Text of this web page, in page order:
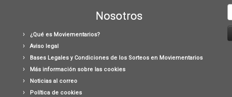
Nosotros
¿Qué es Moviementarios?
Aviso legal
Bases Legales y Condiciones de los Sorteos en Moviementarios
Más información sobre las cookies
Noticias al correo
Política de cookies